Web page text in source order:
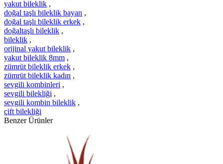
yakut bileklik ,
doğal taşlı bileklik bayan ,
doğal taşlı bileklik erkek ,
doğaltaşlı bileklik ,
bileklik ,
orijinal yakut bileklik ,
yakut bileklik 8mm ,
zümrüt bileklik erkek ,
zümrüt bileklik kadın ,
sevgili kombinleri ,
sevgili bilekliği ,
sevgili kombin bileklik ,
çift bilekliği
Benzer Ürünler